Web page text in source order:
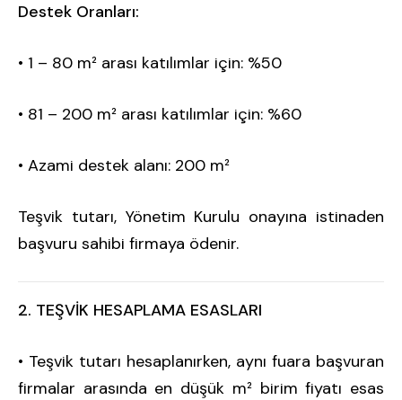
Destek Oranları:
• 1 – 80 m² arası katılımlar için: %50
• 81 – 200 m² arası katılımlar için: %60
• Azami destek alanı: 200 m²
Teşvik tutarı, Yönetim Kurulu onayına istinaden
başvuru sahibi firmaya ödenir.
2. TEŞVİK HESAPLAMA ESASLARI
• Teşvik tutarı hesaplanırken, aynı fuara başvuran
firmalar arasında en düşük m² birim fiyatı esas